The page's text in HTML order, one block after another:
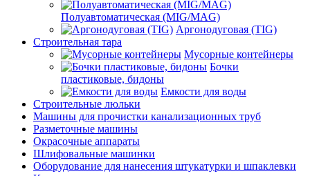
Полуавтоматическая (MIG/MAG)
Аргонодуговая (TIG)
Строительная тара
Мусорные контейнеры
Бочки
пластиковые, бидоны
Емкости для воды
Строительные люльки
Машины для прочистки канализационных труб
Разметочные машины
Окрасочные аппараты
Шлифовальные машинки
Оборудование для нанесения штукатурки и шпаклевки